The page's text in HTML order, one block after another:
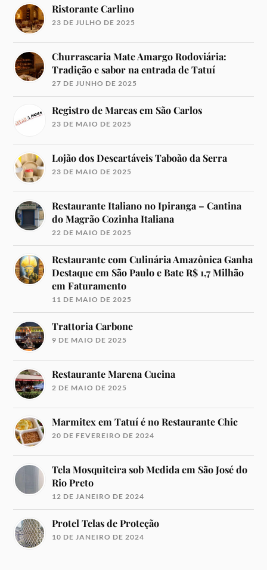
Ristorante Carlino
23 DE JULHO DE 2025
Churrascaria Mate Amargo Rodoviária:
Tradição e sabor na entrada de Tatuí
27 DE JUNHO DE 2025
Registro de Marcas em São Carlos
23 DE MAIO DE 2025
Lojão dos Descartáveis Taboão da Serra
23 DE MAIO DE 2025
Restaurante Italiano no Ipiranga – Cantina
do Magrão Cozinha Italiana
22 DE MAIO DE 2025
Restaurante com Culinária Amazônica Ganha
Destaque em São Paulo e Bate R$ 1,7 Milhão
em Faturamento
11 DE MAIO DE 2025
Trattoria Carbone
9 DE MAIO DE 2025
Restaurante Marena Cucina
2 DE MAIO DE 2025
Marmitex em Tatuí é no Restaurante Chic
20 DE FEVEREIRO DE 2024
Tela Mosquiteira sob Medida em São José do
Rio Preto
12 DE JANEIRO DE 2024
Protel Telas de Proteção
10 DE JANEIRO DE 2024